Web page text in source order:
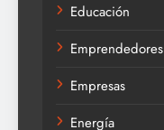
Educación
Emprendedores
Empresas
Energía